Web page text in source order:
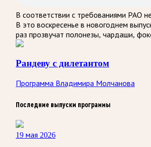
В соответствии с требованиями РАО
В это воскресенье в новогоднем
раз прозвучат полонезы, чардаши,
Рандеву с дилетантом
Программа Владимира Молчанова
Последние выпуски программы
19 мая 2026